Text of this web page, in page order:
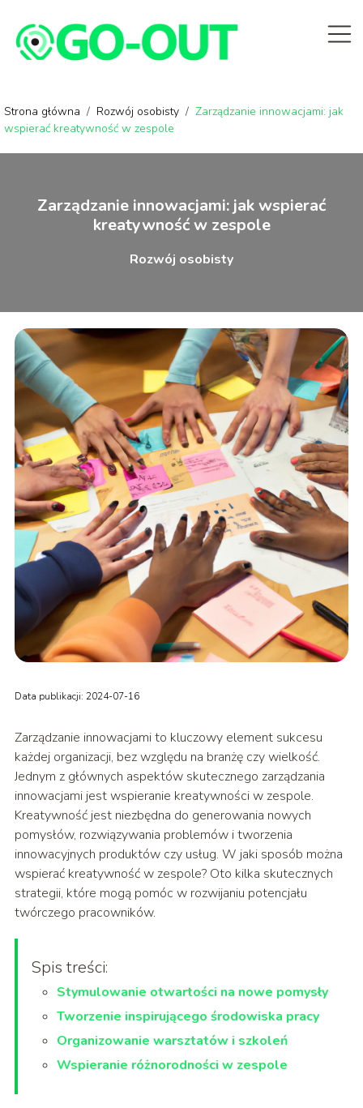
Strona główna / Rozwój osobisty / Zarządzanie innowacjami: jak
wspierać kreatywność w zespole
Zarządzanie innowacjami: jak wspierać
kreatywność w zespole
Rozwój osobisty
Data publikacji: 2024-07-16
Zarządzanie innowacjami to kluczowy element sukcesu
każdej organizacji, bez względu na branżę czy wielkość.
Jednym z głównych aspektów skutecznego zarządzania
innowacjami jest wspieranie kreatywności w zespole.
Kreatywność jest niezbędna do generowania nowych
pomysłów, rozwiązywania problemów i tworzenia
innowacyjnych produktów czy usług. W jaki sposób można
wspierać kreatywność w zespole? Oto kilka skutecznych
strategii, które mogą pomóc w rozwijaniu potencjału
twórczego pracowników.
Spis treści:
Stymulowanie otwartości na nowe pomysły
Tworzenie inspirującego środowiska pracy
Organizowanie warsztatów i szkoleń
Wspieranie różnorodności w zespole